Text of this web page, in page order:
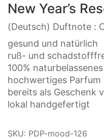
New Year’s
(Deutsch) Duftnote :
gesund und natürlich
ruß- und
100%
hochwertiges Parfum
bereits als Geschenk
lokal handgefertigt
SKU: PDP-mood-126